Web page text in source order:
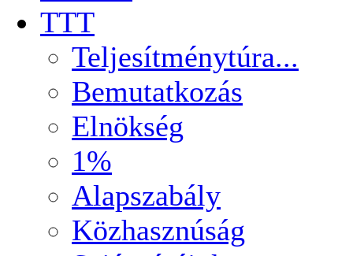
TTT
Teljesítménytúra...
Bemutatkozás
Elnökség
1%
Alapszabály
Közhasznúság